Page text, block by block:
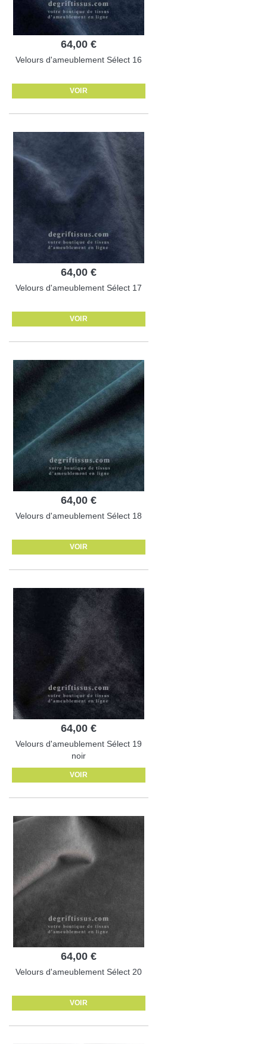
64,00 €
Velours d'ameublement Sélect 16
VOIR
64,00 €
Velours d'ameublement Sélect 17
VOIR
64,00 €
Velours d'ameublement Sélect 18
VOIR
64,00 €
Velours d'ameublement Sélect 19
noir
VOIR
64,00 €
Velours d'ameublement Sélect 20
VOIR